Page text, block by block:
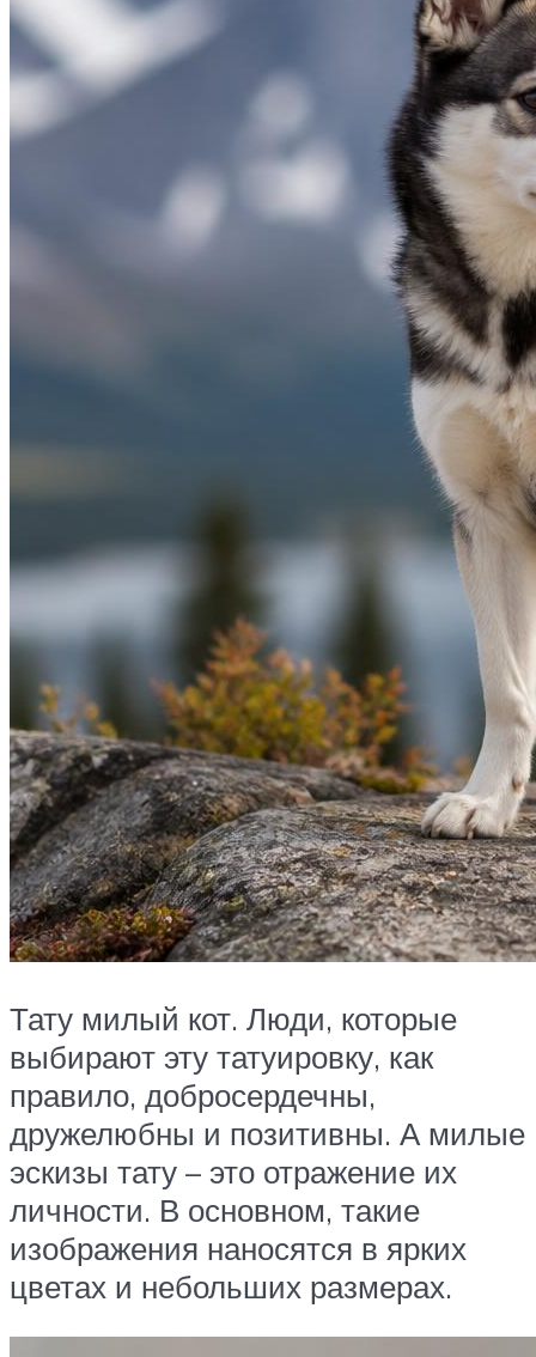
Тату милый кот. Люди, которые
выбирают эту татуировку, как
правило, добросердечны,
дружелюбны и позитивны. А милые
эскизы тату – это отражение их
личности. В основном, такие
изображения наносятся в ярких
цветах и небольших размерах.